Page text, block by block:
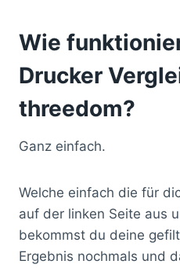
Wie
Drucker
threedom?
Ganz einfach.
Welche einfach die für
auf der linken Seite aus
bekommst du deine
Ergebnis nochmals und